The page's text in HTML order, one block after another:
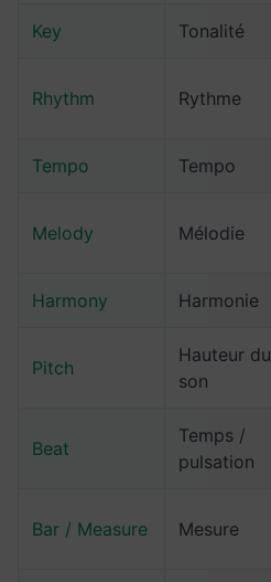
Key Tonalité
Rhythm Rythme
Tempo Tempo
Melody Mélodie
Harmony Harmonie
Pitch
Hauteur du
son
Beat
Temps /
pulsation
Bar / Measure Mesure